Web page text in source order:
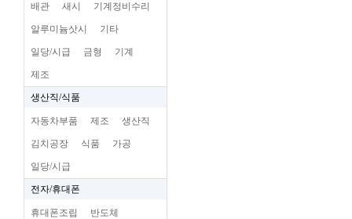
배관 새시 기계정비수리
알루미늄삿시 기타
일당/시급 금형 기계
제조
생산직/식품
자동차부품 제조 생산직
김치공장 식품 가공
일당/시급
전자/휴대폰
휴대폰조립 반도체